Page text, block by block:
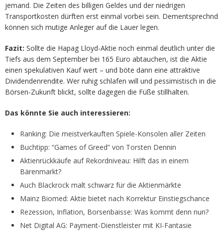
jemand. Die Zeiten des billigen Geldes und der niedrigen
Transportkosten dürften erst einmal vorbei sein. Dementsprechnd
können sich mutige Anleger auf die Lauer legen.
Fazit: Sollte die Hapag Lloyd-Aktie noch einmal deutlich unter die
Tiefs aus dem September bei 165 Euro abtauchen, ist die Aktie
einen spekulativen Kauf wert – und böte dann eine attraktive
Dividendenrendite. Wer ruhig schlafen will und pessimistisch in die
Börsen-Zukunft blickt, sollte dagegen die Füße stillhalten.
Das könnte Sie auch interessieren:
Ranking: Die meistverkauften Spiele-Konsolen aller Zeiten
Buchtipp: “Games of Greed” von Torsten Dennin
Aktienrückkäufe auf Rekordniveau: Hilft das in einem
Bärenmarkt?
Auch Blackrock malt schwarz für die Aktienmärkte
Mainz Biomed: Aktie bietet nach Korrektur Einstiegschance
Rezession, Inflation, Borsenbaisse: Was kommt denn nun?
Net Digital AG: Payment-Dienstleister mit KI-Fantasie